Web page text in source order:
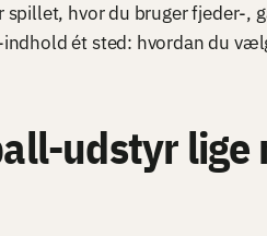
spillet, hvor du bruger fjeder-,
ét sted: hvordan du
udstyr lige